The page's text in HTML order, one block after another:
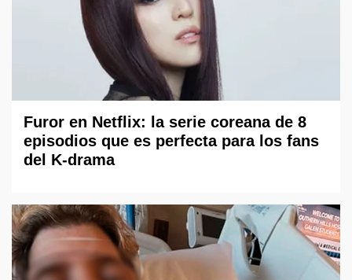
Furor en Netflix: la serie coreana de 8
episodios que es perfecta para los fans
del K-drama